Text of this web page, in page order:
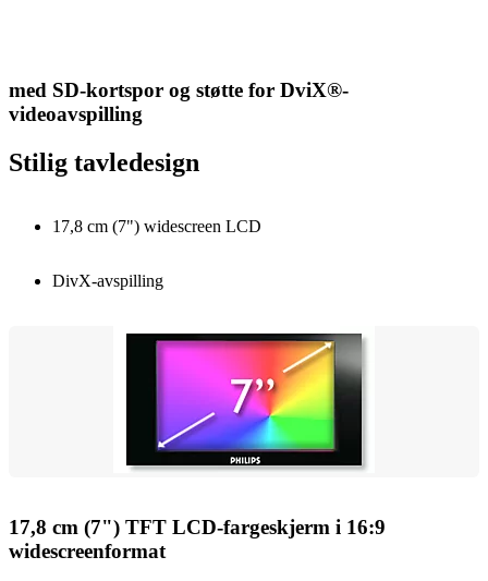
med SD-kortspor og støtte for DviX®-
videoavspilling
Stilig tavledesign
17,8 cm (7") widescreen LCD
DivX-avspilling
17,8 cm (7") TFT LCD-fargeskjerm i 16:9
widescreenformat